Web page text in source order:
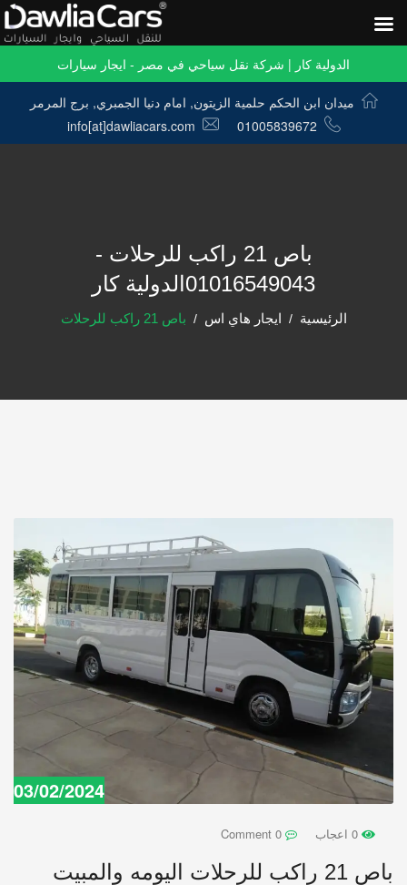
الدولية كار | شركة نقل سياحي في مصر - ايجار سيارات
ميدان ابن الحكم حلمية الزيتون, امام دنيا الجمبري, برج المرمر
01005839672
info[at]dawliacars.com
باص 21 راكب للرحلات -
01016549043الدولية كار
الرئيسية ايجار هاي اس باص 21 راكب للرحلات
03/02/2024
باص 21 راكب للرحلات اليومه والمبيت